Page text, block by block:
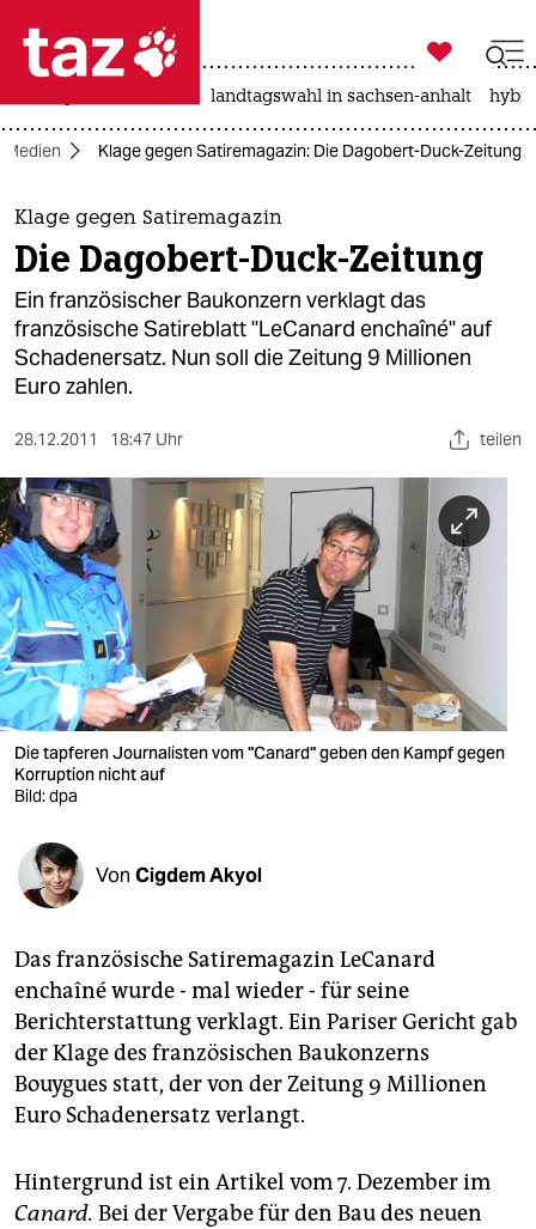
 taz zahl ich
taz zahl ich
themen
politik
öko
gesellschaft
kultur
sport
berlin
nord
wahrheit
verlag
verlag
veranstaltungen
shop
fragen & hilfe
abo
genossenschaft
epaper login

taz zahl ich
landtagswahl in sachsen-anhalt
Medien Klage gegen Satiremagazin: Die Dagobert-Duck-Zeitung
Klage gegen Satiremagazin
Die Dagobert-Duck-Zeitung
Ein französischer Baukonzern verklagt das
französische Satireblatt "LeCanard enchaîné" auf
Schadenersatz. Nun soll die Zeitung 9 Millionen
Euro zahlen.
28.12.2011 18:47 Uhr teilen
Die tapferen Journalisten vom "Canard" geben den Kampf gegen
Korruption nicht auf
Bild: dpa
Von Cigdem Akyol
Das französische Satiremagazin LeCanard
enchaînéwurde - mal wieder - für seine
Berichterstattung verklagt. Ein Pariser Gericht gab
der Klage des französischen Baukonzerns
Bouygues statt, der von der Zeitung 9 Millionen
Euro Schadenersatz verlangt.
Hintergrund ist ein Artikel vom 7. Dezember im
Canard. Bei der Vergabe für den Bau des neuen